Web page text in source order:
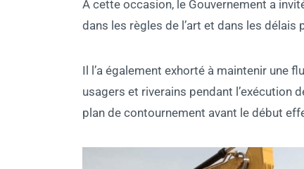
A cette occasion, le Gouvernement a
dans les règles de l’art et dans les délais
Il l’a également exhorté à maintenir une
usagers et riverains pendant l’exécution
plan de contournement avant le début